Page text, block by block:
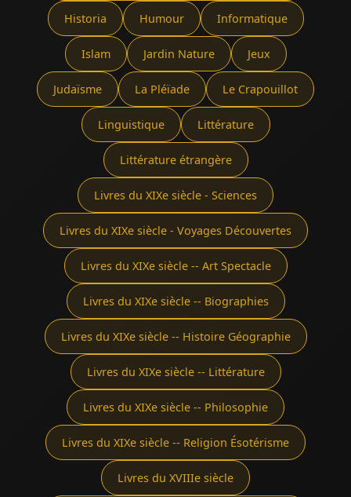
Historia Humour Informatique
Islam Jardin Nature Jeux
Judaïsme La Pléïade Le Crapouillot
Linguistique Littérature
Littérature étrangère
Livres du XIXe siècle - Sciences
Livres du XIXe siècle - Voyages Découvertes
Livres du XIXe siècle -- Art Spectacle
Livres du XIXe siècle -- Biographies
Livres du XIXe siècle -- Histoire Géographie
Livres du XIXe siècle -- Littérature
Livres du XIXe siècle -- Philosophie
Livres du XIXe siècle -- Religion Ésotérisme
Livres du XVIIIe siècle